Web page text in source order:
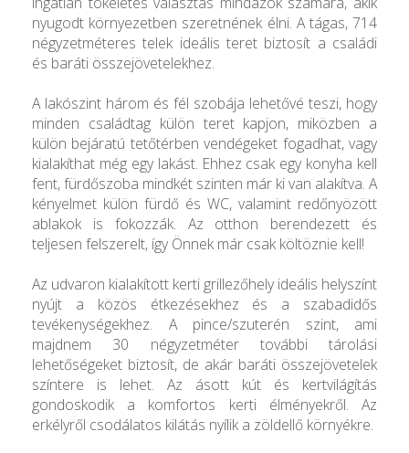
nyugodt környezetben szeretnének élni. A tágas, 714
négyzetméteres telek ideális teret biztosít a családi
és baráti összejövetelekhez.
A lakószint három és fél szobája lehetővé teszi, hogy
minden családtag külön teret kapjon, miközben a
külön bejáratú tetőtérben vendégeket fogadhat, vagy
kialakíthat még egy lakást. Ehhez csak egy konyha kell
fent, fürdőszoba mindkét szinten már ki van alakítva. A
kényelmet külön fürdő és WC, valamint redőnyözött
ablakok is fokozzák. Az otthon berendezett és
teljesen felszerelt, így Önnek már csak költöznie kell!
Az udvaron kialakított kerti grillezőhely ideális helyszínt
nyújt a közös étkezésekhez és a szabadidős
tevékenységekhez. A pince/szuterén szint, ami
majdnem 30 négyzetméter további tárolási
lehetőségeket biztosít, de akár baráti összejövetelek
színtere is lehet. Az ásott kút és kertvilágítás
gondoskodik a komfortos kerti élményekről. Az
erkélyről csodálatos kilátás nyílik a zöldellő környékre.